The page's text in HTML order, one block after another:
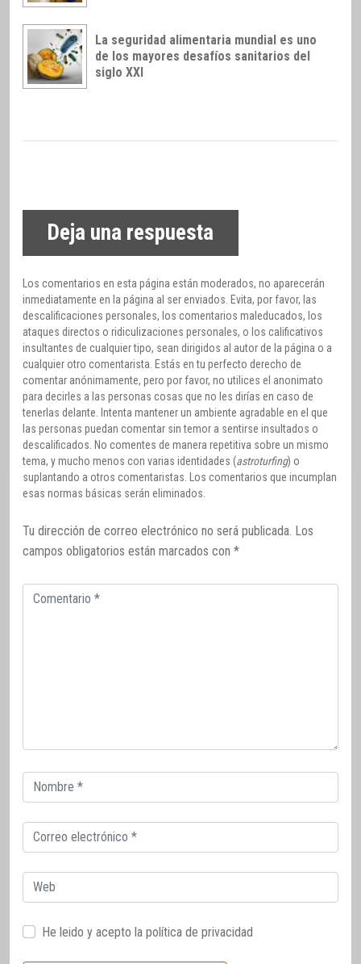
La seguridad alimentaria mundial es uno
de los mayores desafíos sanitarios del
siglo XXI
Deja una respuesta
Los comentarios en esta página están moderados, no aparecerán
inmediatamente en la página al ser enviados. Evita, por favor, las
descalificaciones personales, los comentarios maleducados, los
ataques directos o ridiculizaciones personales, o los calificativos
insultantes de cualquier tipo, sean dirigidos al autor de la página o a
cualquier otro comentarista. Estás en tu perfecto derecho de
comentar anónimamente, pero por favor, no utilices el anonimato
para decirles a las personas cosas que no les dirías en caso de
tenerlas delante. Intenta mantener un ambiente agradable en el que
las personas puedan comentar sin temor a sentirse insultados o
descalificados. No comentes de manera repetitiva sobre un mismo
tema, y mucho menos con varias identidades (astroturfing) o
suplantando a otros comentaristas. Los comentarios que incumplan
esas normas básicas serán eliminados.
Tu dirección de correo electrónico no será publicada. Los
campos obligatorios están marcados con *
Comentario
Correo
electrónico
Correo
electrónico
Web
He leido y acepto la política de privacidad